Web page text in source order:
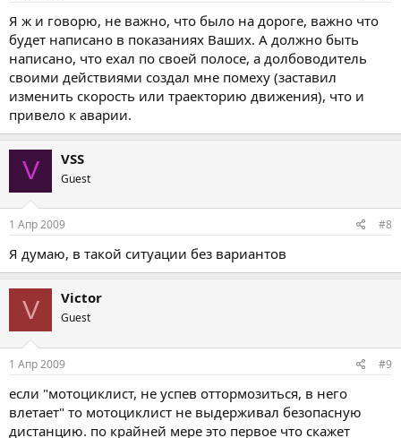
Я ж и говорю, не важно, что было на дороге, важно что
будет написано в показаниях Ваших. А должно быть
написано, что ехал по своей полосе, а долбоводитель
своими действиями создал мне помеху (заставил
изменить скорость или траекторию движения), что и
привело к аварии.
V VSS
Guest
1 Апр 2009 #8
Я думаю, в такой ситуации без вариантов
V Victor
Guest
1 Апр 2009 #9
если "мотоциклист, не успев оттормозиться, в него
влетает" то мотоциклист не выдерживал безопасную
дистанцию. по крайней мере это первое что скажет